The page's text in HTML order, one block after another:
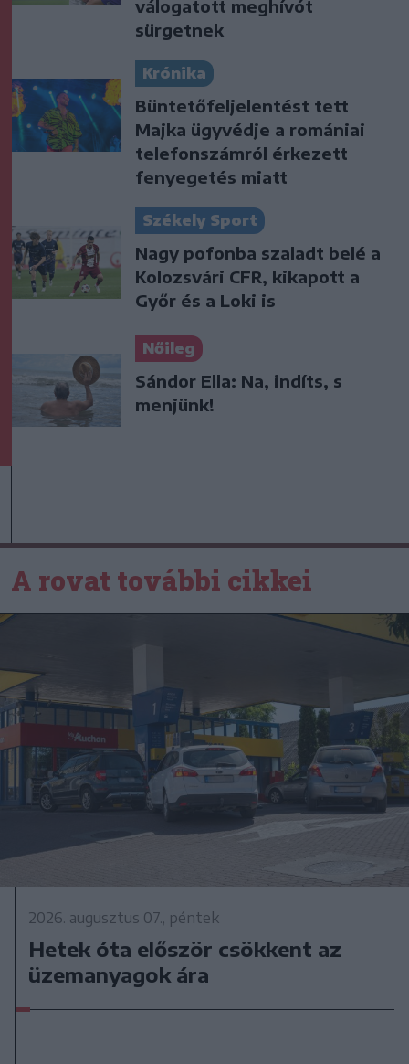
válogatott meghívót
sürgetnek
Krónika
Büntetőfeljelentést tett
Majka ügyvédje a romániai
telefonszámról érkezett
fenyegetés miatt
Székely Sport
Nagy pofonba szaladt belé a
Kolozsvári CFR, kikapott a
Győr és a Loki is
Nőileg
Sándor Ella: Na, indíts, s
menjünk!
A rovat további cikkei
2026. augusztus 07., péntek
Hetek óta először csökkent az
üzemanyagok ára